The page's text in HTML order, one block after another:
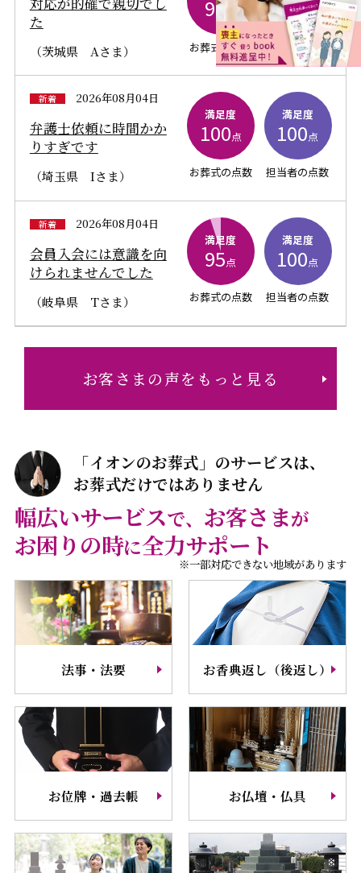
た
（茨城県 Aさま）
90点
お葬式の点数
100点
担当者の点数
新着 2026年08月04日
弁護士依頼に時間かか
りすぎです
（埼玉県 Iさま）
満足度
100点
お葬式の点数
満足度
100点
担当者の点数
新着 2026年08月04日
会員入会には意識を向
けられませんでした
（岐阜県 Tさま）
満足度
95点
お葬式の点数
満足度
100点
担当者の点数
お客さまの声をもっと見る
「イオンのお葬式」のサービスは、
お葬式だけではありません
幅広いサービスで、 お客さまが
お困りの時に全力サポート
※一部対応できない地域があります
法事・法要 お香典返し（後返し）
お位牌・過去帳 お仏壇・仏具